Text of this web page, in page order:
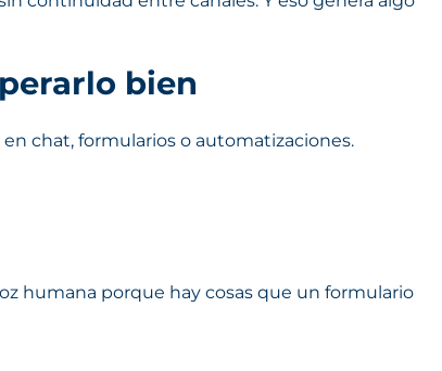
bien
chat, formularios o automatizaciones.
humana porque hay cosas que un formulario